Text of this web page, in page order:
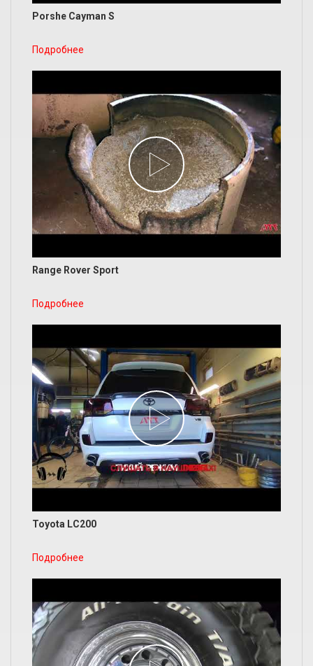
Porshe Cayman S
Подробнее
Range Rover Sport
Подробнее
Toyota LC200
Подробнее